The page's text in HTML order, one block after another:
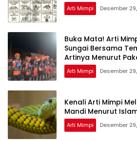
Arti Mimpi Desember
Buka Mata! Arti
Sungai Bersama
Artinya Menurut
Arti Mimpi Desember
Kenali Arti Mimpi
Mandi Menurut
Arti Mimpi Desember